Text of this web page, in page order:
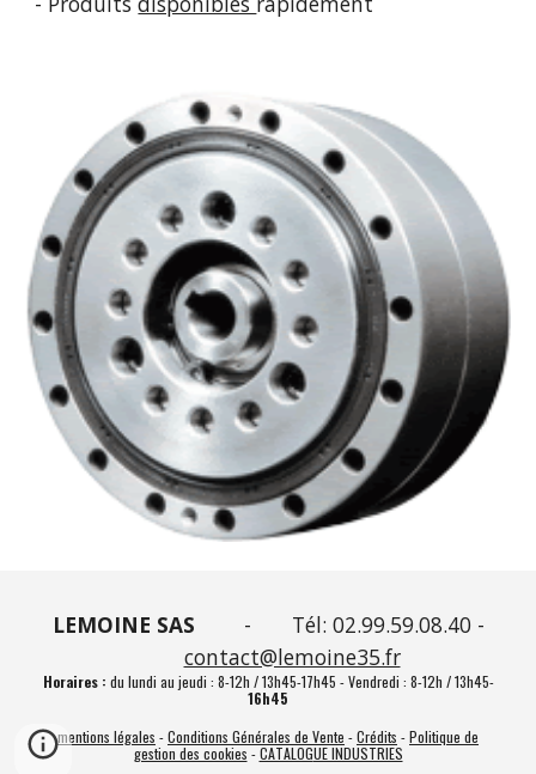
LEMOINE SAS -
Tél: 02.99.59.08.40 -
contact@lemoine35.fr
Horaires : du lundi au jeudi : 8-12h / 13h45-17h45 - Vendredi : 8-12h / 13h45-
16h45
mentions légales -Conditions Générales de Vente -Crédits -Politique de
gestion des cookies -CATALOGUE INDUSTRIES